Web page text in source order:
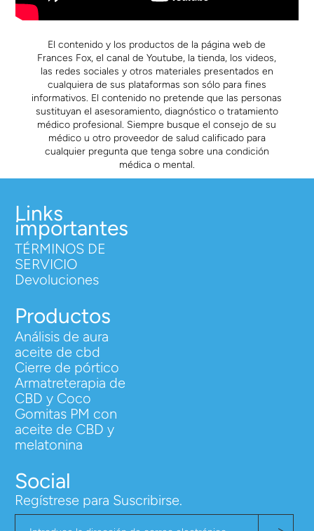
El contenido y los productos de la página web de
Frances Fox, el canal de Youtube, la tienda, los videos,
las redes sociales y otros materiales presentados en
cualquiera de sus plataformas son sólo para fines
informativos. El contenido no pretende que las personas
sustituyan el asesoramiento, diagnóstico o tratamiento
médico profesional. Siempre busque el consejo de su
médico u otro proveedor de salud calificado para
cualquier pregunta que tenga sobre una condición
médica o mental.
Links
importantes
TÉRMINOS DE
SERVICIO
Devoluciones
Productos
Análisis de aura
aceite de cbd
Cierre de pórtico
Armatreterapia de
CBD y Coco
Gomitas PM con
aceite de CBD y
melatonina
Social
Regístrese para Suscribirse.